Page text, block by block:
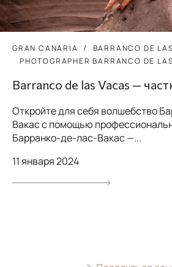
GRAN CANARIA
BARRANCO DE
PHOTOGRAPHER BARRANCO DE
Barranco de las Vacas —
Откройте для себя волшебство
Вакас с помощью
Барранко-де-лас-Вакас —...
11 января 2024